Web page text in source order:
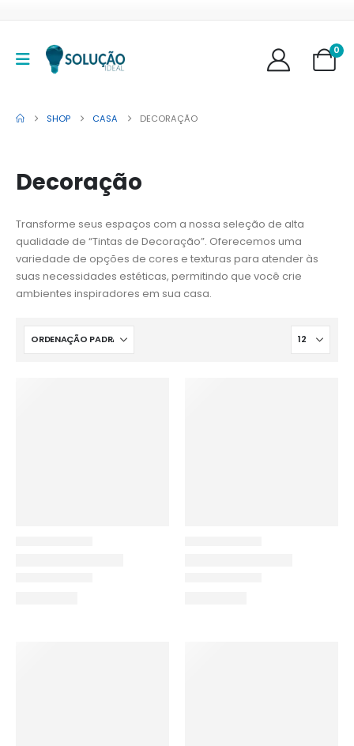
0
SHOP CASA DECORAÇÃO
Decoração
Transforme seus espaços com a nossa seleção de alta
qualidade de “Tintas de Decoração”. Oferecemos uma
variedade de opções de cores e texturas para atender às
suas necessidades estéticas, permitindo que você crie
ambientes inspiradores em sua casa.